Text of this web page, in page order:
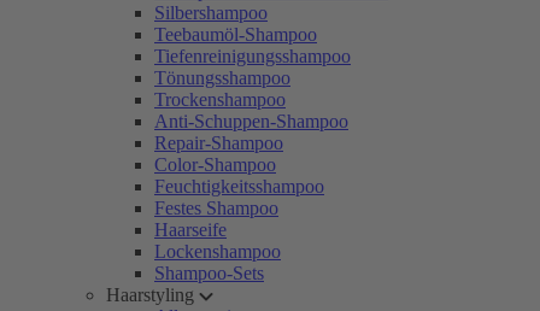
Silbershampoo
Teebaumöl-Shampoo
Tiefenreinigungsshampoo
Tönungsshampoo
Trockenshampoo
Anti-Schuppen-Shampoo
Repair-Shampoo
Color-Shampoo
Feuchtigkeitsshampoo
Festes Shampoo
Haarseife
Lockenshampoo
Shampoo-Sets
Haarstyling